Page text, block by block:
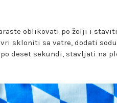
oblikovati po želji i
skloniti sa vatre, dodati
deset sekundi, stavljati na